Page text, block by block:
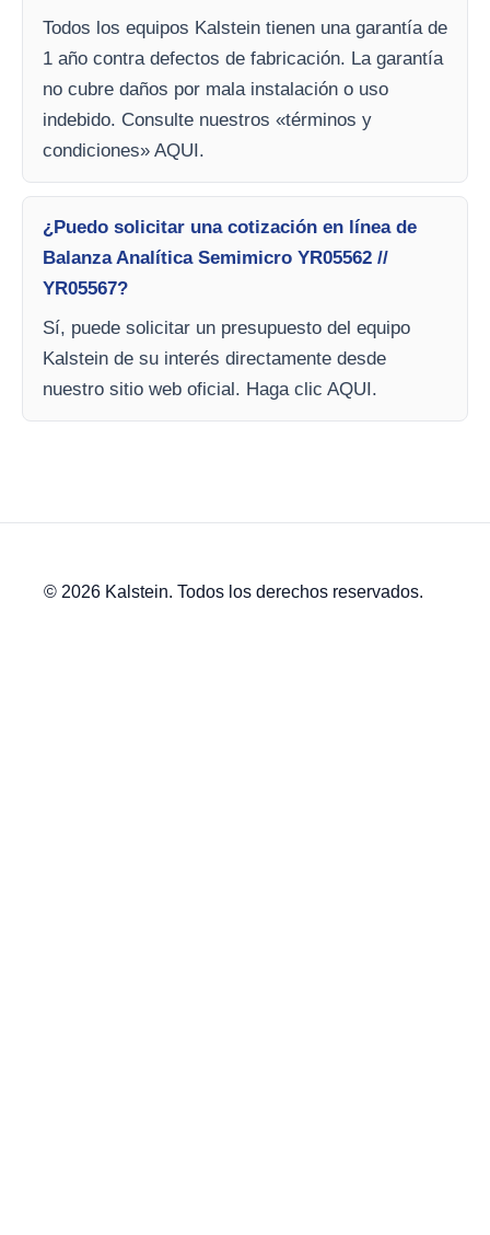
Todos los equipos Kalstein tienen una garantía de
1 año contra defectos de fabricación. La garantía
no cubre daños por mala instalación o uso
indebido. Consulte nuestros «términos y
condiciones» AQUI.
¿Puedo solicitar una cotización en línea de
Balanza Analítica Semimicro YR05562 //
YR05567?
Sí, puede solicitar un presupuesto del equipo
Kalstein de su interés directamente desde
nuestro sitio web oficial. Haga clic AQUI.
© 2026 Kalstein. Todos los derechos reservados.